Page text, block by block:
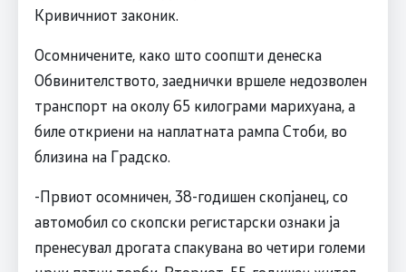
Кривичниот законик.
Осомничените, како што соопшти денеска
Обвинителството, заеднички вршеле недозволен
транспорт на околу 65 килограми марихуана, а
биле откриени на наплатната рампа Стоби, во
близина на Градско.
-Првиот осомничен, 38-годишен скопјанец, со
автомобил со скопски регистарски ознаки ја
пренесувал дрогата спакувана во четири големи